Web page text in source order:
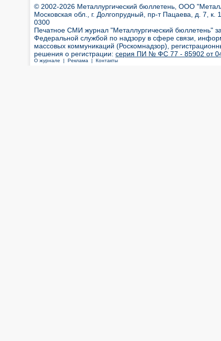
© 2002-2026 Металлургический бюллетень, ООО
Московская обл., г. Долгопрудный, пр-т Пацаева, д. 7,
0300
Печатное СМИ журнал "Металлургический бюллетень"
Федеральной службой по надзору в сфере связи,
массовых коммуникаций (Роскомнадзор),
решения о регистрации: серия ПИ № ФС 77 - 85902 от 04
О журнале | Реклама | Контакты